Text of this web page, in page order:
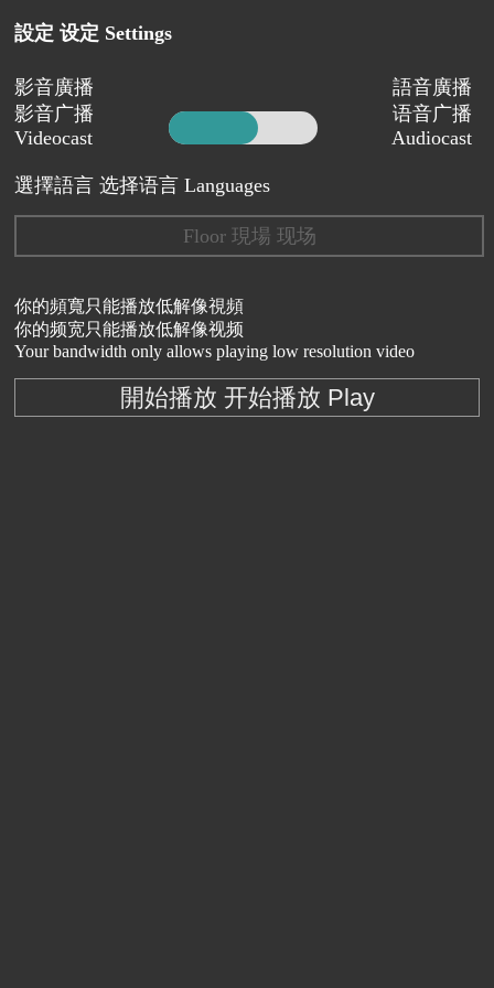
設定 设定 Settings
影音廣播
影音广播
Videocast
語音廣播
语音广播
Audiocast
選擇語言 选择语言 Languages
Floor 現場 现场
你的頻寬只能播放低解像視頻
你的频宽只能播放低解像视频
Your bandwidth only allows playing low resolution video
開始播放 开始播放 Play